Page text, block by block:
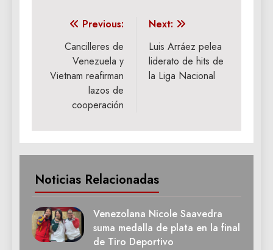
Navegación
entradas
Previous:
Cancilleres de
Venezuela y
Vietnam reafirman
lazos de
cooperación
Next:
Luis Arráez pelea
liderato de hits de
la Liga Nacional
Noticias Relacionadas
Venezolana Nicole Saavedra
suma medalla de plata en la final
de Tiro Deportivo